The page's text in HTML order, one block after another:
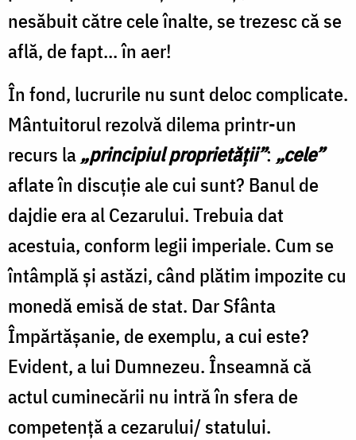
nesăbuit către cele înalte, se trezesc că se
află, de fapt... în aer!
În fond, lucrurile nu sunt deloc complicate.
Mântuitorul rezolvă dilema printr-un
recurs la„principiul proprietății”: „cele”
aflate în discuție ale cui sunt? Banul de
dajdie era al Cezarului. Trebuia dat
acestuia, conform legii imperiale. Cum se
întâmplă și astăzi, când plătim impozite cu
monedă emisă de stat. Dar Sfânta
Împărtășanie, de exemplu, a cui este?
Evident, a lui Dumnezeu. Înseamnă că
actul cuminecării nu intră în sfera de
competență a cezarului/ statului.